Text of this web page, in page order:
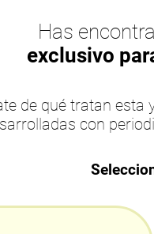
Has
exclusivo
de qué tratan
con